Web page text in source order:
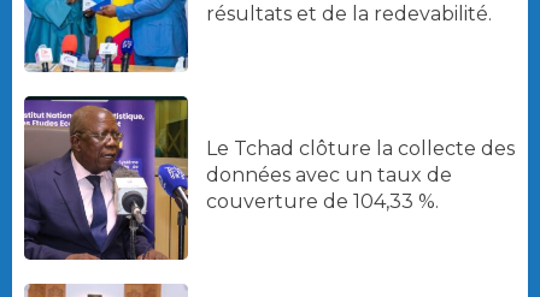
résultats et de la redevabilité.
Le Tchad clôture la collecte des
données avec un taux de
couverture de 104,33 %.